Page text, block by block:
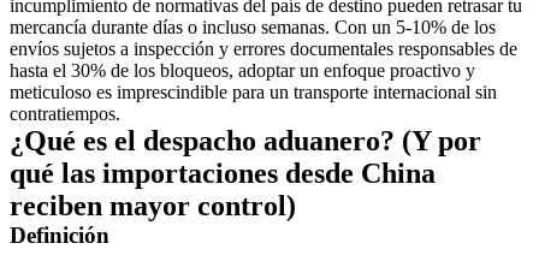
incumplimiento de normativas del país de destino pueden retrasar tu
mercancía durante días o incluso semanas. Con un 5-10% de los
envíos sujetos a inspección y errores documentales responsables de
hasta el 30% de los bloqueos, adoptar un enfoque proactivo y
meticuloso es imprescindible para un transporte internacional sin
contratiempos.
¿Qué es el despacho aduanero? (Y por
qué las importaciones desde China
reciben mayor control)
Definición